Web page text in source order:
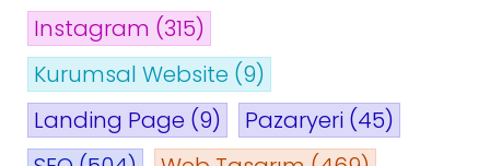
Instagram (315)
Kurumsal Website (9)
Landing Page (9) Pazaryeri (45)